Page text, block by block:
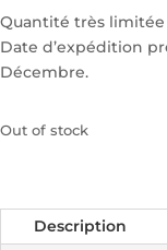
Quantité très limitée
Date d’expédition
Décembre.
Out of stock
Description